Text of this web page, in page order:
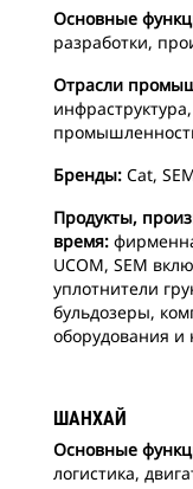
Основные
разработки,
Отрасли
Бренды: Cat,
Продукты,
время:
UCOM, SEM
уплотнители
бульдозеры,
оборудования и
ШАНХАЙ
Основные
логистика,